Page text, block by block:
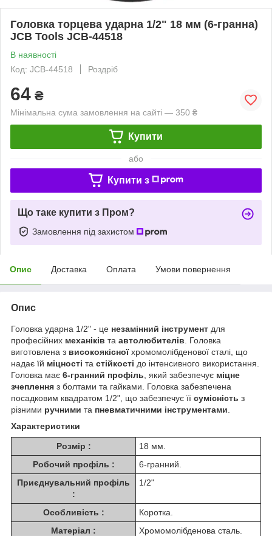
Гoлoвкa тopцeвa удapнa 1/2" 18 мм (6-гранна)
JCB Tools JCB-44518
В наявності
Код: JCB-44518
Роздріб
64 ₴
Мінімальна сума замовлення на сайті — 350 ₴
Купити
або
Купити з
Що таке купити з Пром?
Замовлення під захистом
Опис Доставка Оплата Умови повернення
Опис
Головка ударна 1/2" - це незамінний інструмент для
професійних механіків та автолюбителів . Головка
виготовлена з високоякісноїхромомолібденової сталі, що
надає їй міцності та стійкості до інтенсивного використання.
Головка має 6-гранний профіль , який забезпечує міцне
зчеплення з болтами та гайками. Головка забезпечена
посадковим квадратом 1/2", що забезпечує її сумісність з
різними ручними та пневматичними інструментами
Характеристики
Розмір :
18 мм.
Робочий профіль :
6-гранний.
Приєднувальний профіль
:
1/2"
Особливість :
Коротка.
Матеріал :
Хромомолібденова сталь.